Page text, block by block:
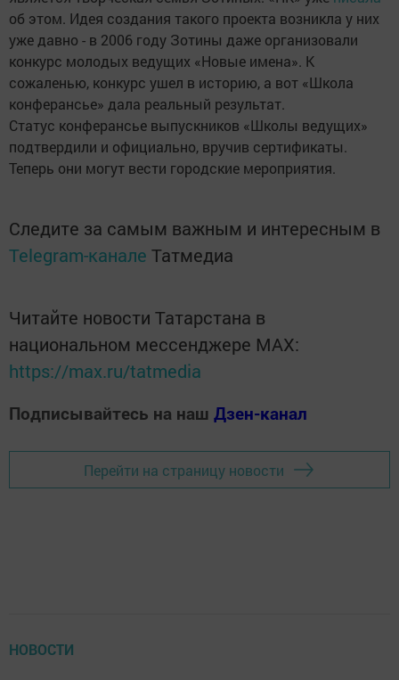
об этом. Идея создания такого проекта возникла у них
уже давно - в 2006 году Зотины даже организовали
конкурс молодых ведущих «Новые имена». К
сожаленью, конкурс ушел в историю, а вот «Школа
конферансье» дала реальный результат.
Статус конферансье выпускников «Школы ведущих»
подтвердили и официально, вручив сертификаты.
Теперь они могут вести городские мероприятия.
Следите за самым важным и интересным в
Telegram-канале Татмедиа
Читайте новости Татарстана в
национальном мессенджере MАХ:
https://max.ru/tatmedia
Подписывайтесь на наш Дзен-канал
Перейти на страницу новости
НОВОСТИ